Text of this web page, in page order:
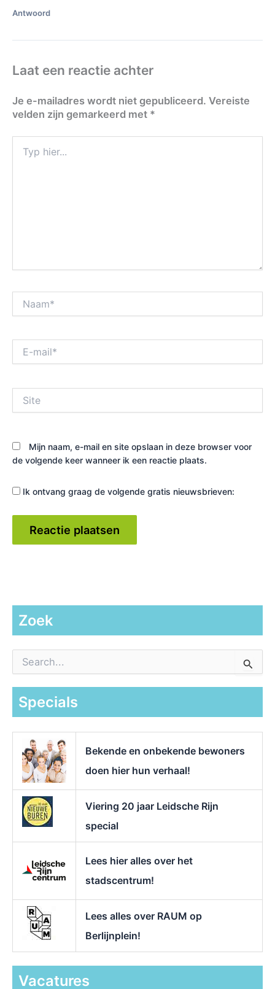
Antwoord
Laat een reactie achter
Je e-mailadres wordt niet gepubliceerd. Vereiste
velden zijn gemarkeerd met *
hier...
mail*
Mijn naam, e-mail en site opslaan in deze browser voor
de volgende keer wanneer ik een reactie plaats.
Ik ontvang graag de volgende gratis nieuwsbrieven:
Zoek
a
Specials
Bekende en onbekende bewoners
doen hier hun verhaal!
Viering 20 jaar Leidsche Rijn
special
Lees hier alles over het
stadscentrum!
Lees alles over RAUM op
Berlijnplein!
Vacatures